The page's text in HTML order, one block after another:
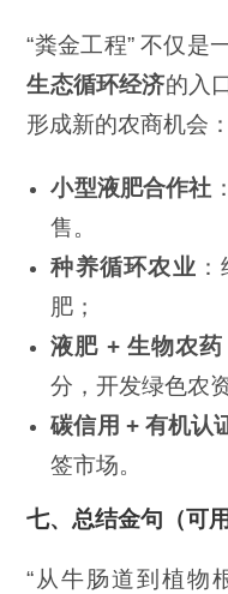
“粪金工程” 不仅是
生态循环经济的入
形成新的农商机会：
小型液肥合作社
售。
种养循环农业
肥；
液肥 + 生物农药
分，开发绿色农
碳信用 + 有机认
签市场。
七、总结金句（可
“从牛肠道到植物